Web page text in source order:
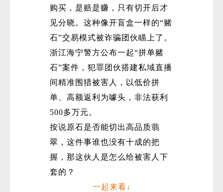
购买，是赔是赚，只有切开后才
见分晓。这种像开盲盒一样的“赌
石”交易模式被诈骗团伙瞄上了。
浙江海宁警方公布一起“拼单赌
石”案件，犯罪团伙搭建私域直播
间精准围猎被害人，以低价拼
单、高额返利为噱头，非法获利
500多万元。
按说原石是否能切出高品质翡
翠，这件事谁也没有十成的把
握，那这伙人是怎么给被害人下
套的？
一起来看↓